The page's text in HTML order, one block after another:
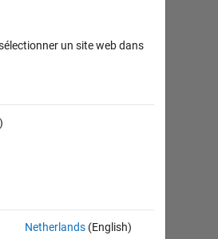
un site web dans
Netherlands(English)